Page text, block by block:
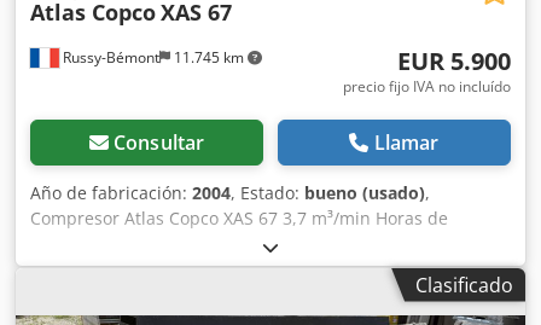
póngase en contacto con nosotros personalmente.
Russy-Bémont 11.745 km
Atlas CopcoXAS 67
EUR 5.900
precio fijo IVA no incluído
Consultar Llamar
Año de fabricación: 2004, Estado: bueno (usado),
Compresor Atlas Copco XAS 67 3,7 m³/min Horas de
funcionamiento: 2.371 h Dwedpfx Aeiywpzed Iea Motor
Deutz Tipo: diésel
Clasificado